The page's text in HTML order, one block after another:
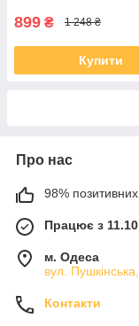
899 ₴ 1 248 ₴
Купити
Про нас
98% позитивних
Працює з
м. Одеса
вул.
Контакти